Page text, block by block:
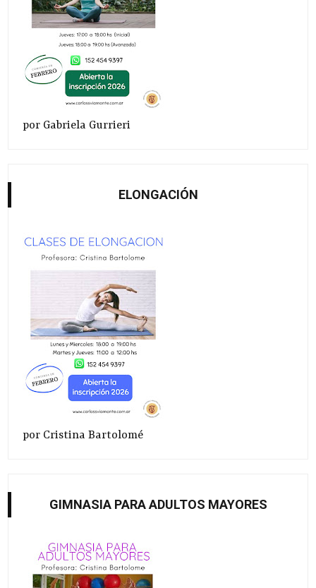
por Gabriela Gurrieri
ELONGACIÓN
por Cristina Bartolomé
GIMNASIA PARA ADULTOS MAYORES